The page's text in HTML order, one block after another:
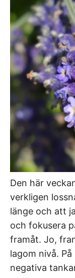
Den här
verkligen
länge och att
och fokusera
framåt. Jo,
lagom nivå.
negativa